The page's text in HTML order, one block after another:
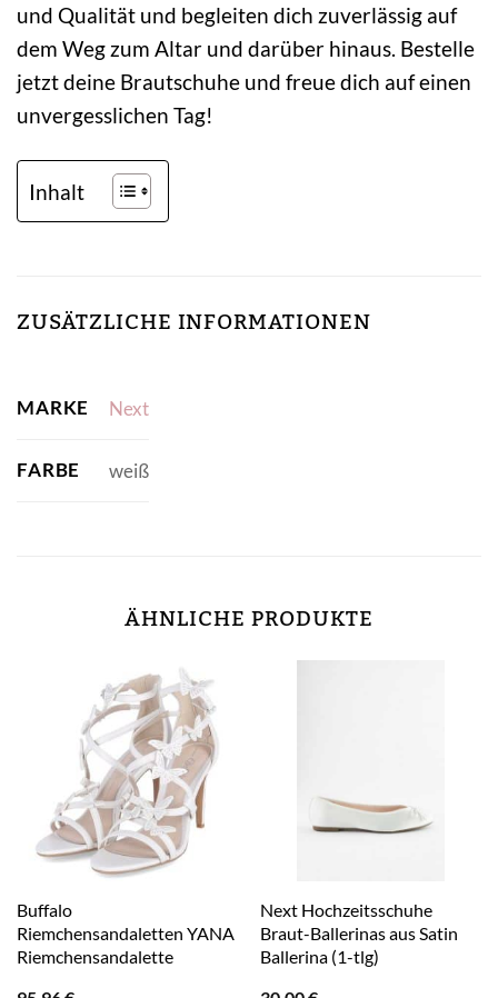
und Qualität und begleiten dich zuverlässig auf
dem Weg zum Altar und darüber hinaus. Bestelle
jetzt deine Brautschuhe und freue dich auf einen
unvergesslichen Tag!
Inhalt
ZUSÄTZLICHE INFORMATIONEN
MARKE Next
FARBE weiß
ÄHNLICHE PRODUKTE
Buffalo
Riemchensandaletten YANA
Riemchensandalette
Next Hochzeitsschuhe
Braut-Ballerinas aus Satin
Ballerina (1-tlg)